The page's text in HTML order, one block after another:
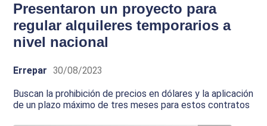
Presentaron un proyecto para
regular alquileres temporarios a
nivel nacional
Errepar 30/08/2023
Buscan la prohibición de precios en dólares y la aplicación
de un plazo máximo de tres meses para estos contratos